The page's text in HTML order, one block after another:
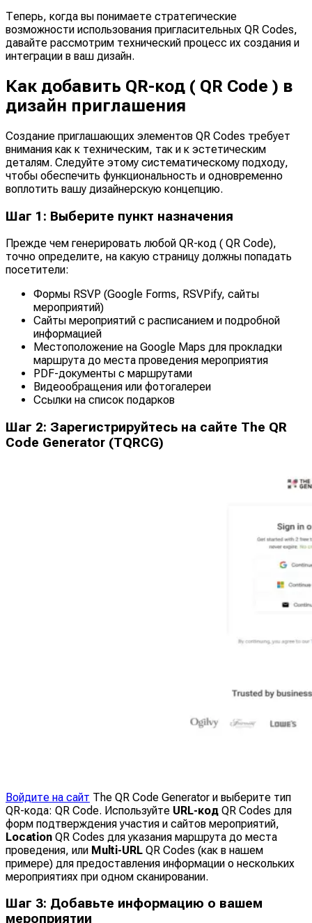
Теперь, когда вы понимаете стратегические
возможности использования пригласительных QR Codes,
давайте рассмотрим технический процесс их создания и
интеграции в ваш дизайн.
Как добавить QR-код ( QR Code ) в
дизайн приглашения
Создание приглашающих элементов QR Codes требует
внимания как к техническим, так и к эстетическим
деталям. Следуйте этому систематическому подходу,
чтобы обеспечить функциональность и одновременно
воплотить вашу дизайнерскую концепцию.
Шаг 1: Выберите пункт назначения
Прежде чем генерировать любой QR-код ( QR Code),
точно определите, на какую страницу должны попадать
посетители:
Формы RSVP (Google Forms, RSVPify, сайты
мероприятий)
Сайты мероприятий с расписанием и подробной
информацией
Местоположение на Google Maps для прокладки
маршрута до места проведения мероприятия
PDF-документы с маршрутами
Видеообращения или фотогалереи
Ссылки на список подарков
Шаг 2: Зарегистрируйтесь на сайте The QR
Code Generator (TQRCG)
Войдите на сайт The QR Code Generator и выберите тип
QR-кода: QR Code. Используйте URL-код QR Codes для
форм подтверждения участия и сайтов мероприятий,
Location QR Codes для указания маршрута до места
проведения, или Multi-URL QR Codes (как в нашем
примере) для предоставления информации о нескольких
мероприятиях при одном сканировании.
Шаг 3: Добавьте информацию о вашем
мероприятии